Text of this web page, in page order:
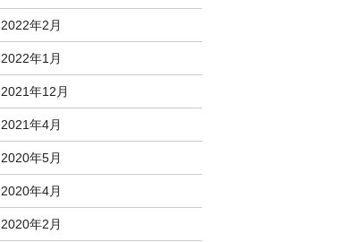
2022年2月
2022年1月
2021年12月
2021年4月
2020年5月
2020年4月
2020年2月